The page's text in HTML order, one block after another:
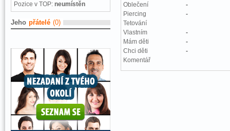
Pozice v TOP: neumístěn
Jeho přátelé (0)
Oblečení
-
Piercing
-
Tetování
Vlastním
-
Mám děti
-
Chci děti
-
Komentář